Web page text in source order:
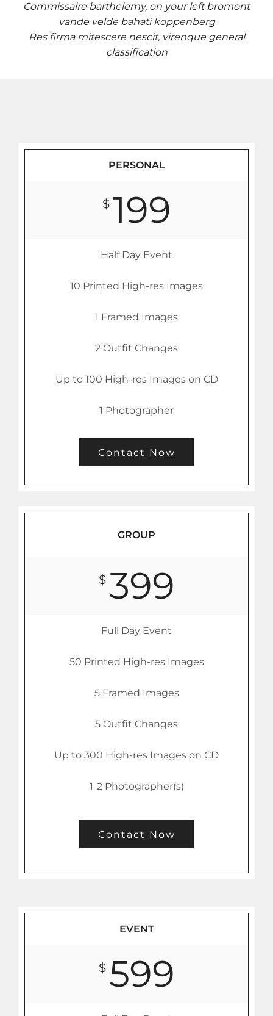
Commissaire barthelemy, on your left bromont
vande velde bahati koppenberg
Res firma mitescere nescit, virenque general
classification
PERSONAL
$ 199
Half Day Event
10 Printed High-res Images
1 Framed Images
2 Outfit Changes
Up to 100 High-res Images on CD
1 Photographer
Contact Now
GROUP
$ 399
Full Day Event
50 Printed High-res Images
5 Framed Images
5 Outfit Changes
Up to 300 High-res Images on CD
1-2 Photographer(s)
Contact Now
EVENT
$ 599